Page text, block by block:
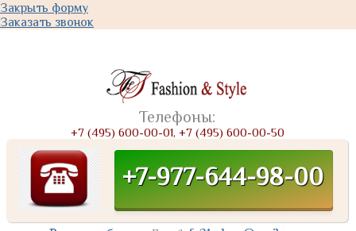
Закрыть форму
Заказать звонок
Телефоны:
+7 (495) 600-00-01, +7 (495) 600-00-50
+7-977-644-98-00